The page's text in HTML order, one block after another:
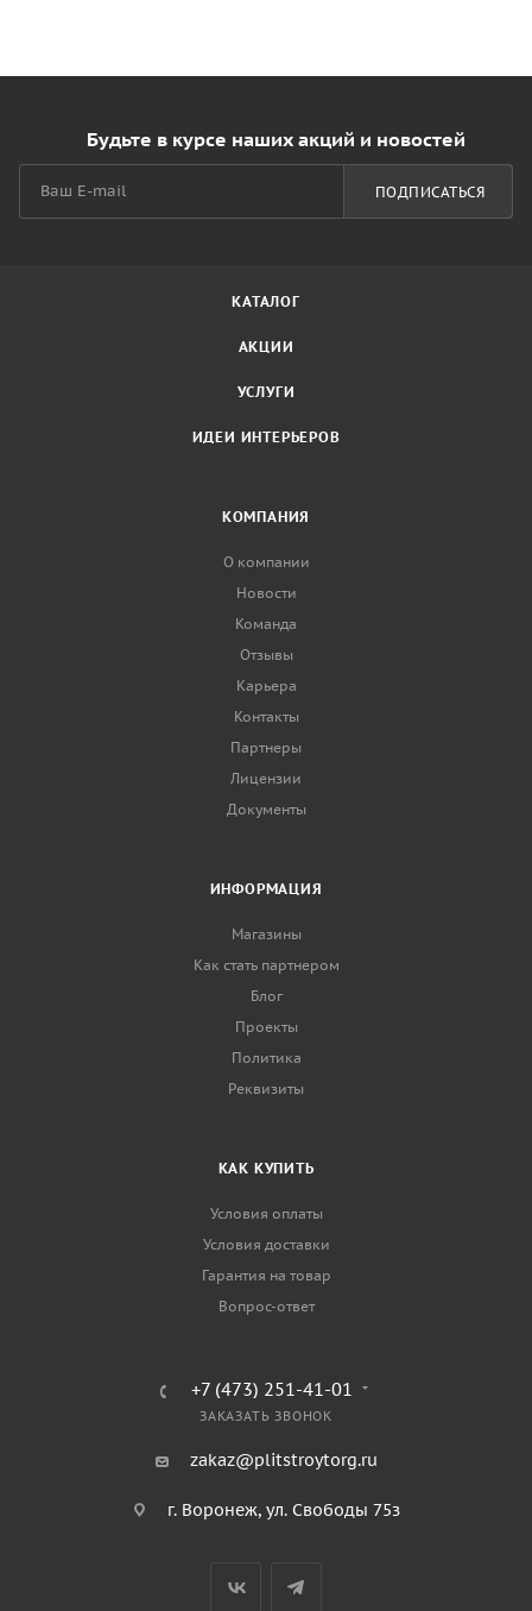
Будьте в курсе наших акций и новостей
ПОДПИСАТЬСЯ
КАТАЛОГ
АКЦИИ
УСЛУГИ
ИДЕИ ИНТЕРЬЕРОВ
КОМПАНИЯ
О компании
Новости
Команда
Отзывы
Карьера
Контакты
Партнеры
Лицензии
Документы
ИНФОРМАЦИЯ
Магазины
Как стать партнером
Блог
Проекты
Политика
Реквизиты
КАК КУПИТЬ
Условия оплаты
Условия доставки
Гарантия на товар
Вопрос-ответ
+7 (473) 251-41-01
ЗАКАЗАТЬ ЗВОНОК
zakaz@plitstroytorg.ru
г. Воронеж, ул. Свободы 75з